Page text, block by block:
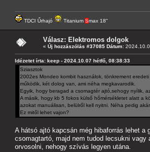
TDCI Űrhajó Titanium Smax 18"
Válasz: Elektromos dolgok
« Új hozzászólás #37085 Dátum:
Idézetet írta: keep - 2024.10.07 hétfő, 08:38:33
Sziasztok
2002es Mondeo kombit használok, tönkrement
működik, két dolog van, ami néha megkavarodik.
Egyik, hogy beragad a csomagtér ajtó,sehogy nyílik,
A másik, hogy kb 5 fokos külső hőmérsékletet alatt a
azokat manuálisan, belülről kell nyitni. Néha pedig
Ez mitől lehet vajon?
A hátsó ajtó kapcsán még hibaforrás lehet
csomagtartó, majd nem tudod lecsukni
orvosolni, nehogy szívás legyen utána.